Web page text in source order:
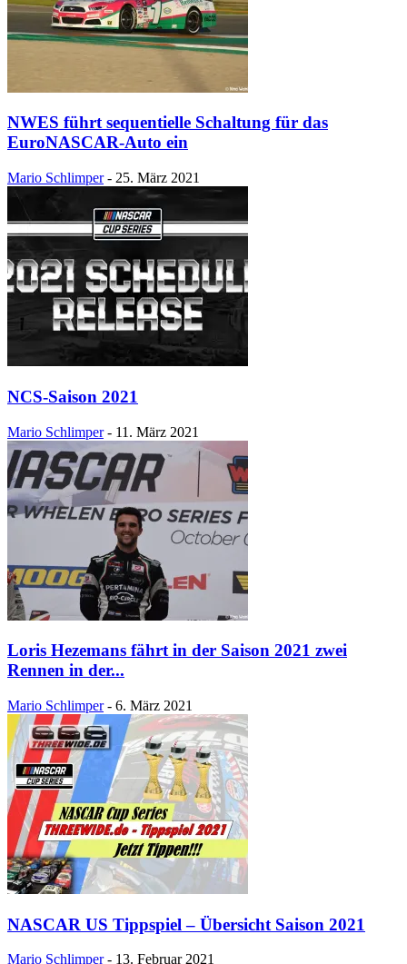
NWES führt sequentielle Schaltung für das
EuroNASCAR-Auto ein
Mario Schlimper - 25. März 2021
NCS-Saison 2021
Mario Schlimper - 11. März 2021
Loris Hezemans fährt in der Saison 2021 zwei
Rennen in der...
Mario Schlimper - 6. März 2021
NASCAR US Tippspiel – Übersicht Saison 2021
Mario Schlimper - 13. Februar 2021